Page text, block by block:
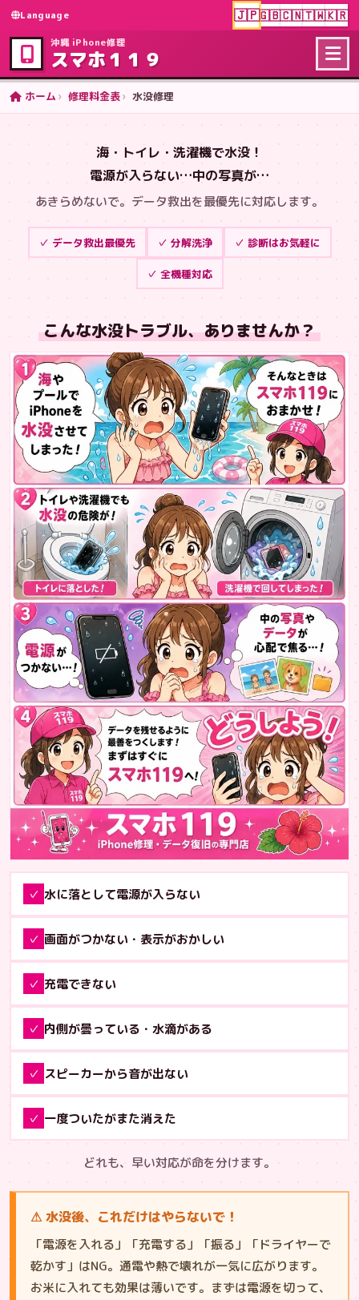
Language 🇯🇵🇬🇧🇨🇳🇹🇼🇰🇷
沖縄 iPhone修理
スマホ１１９
ホーム 修理料金表 水没修理
海・トイレ・洗濯機で水没！
電源が入らない…中の写真が…
あきらめないで。データ救出を最優先に対応します。
✓ データ救出最優先 ✓ 分解洗浄 ✓ 診断はお気軽に
✓ 全機種対応
こんな水没トラブル、ありませんか？
✓ 水に落として電源が入らない
✓ 画面がつかない・表示がおかしい
✓ 充電できない
✓ 内側が曇っている・水滴がある
✓ スピーカーから音が出ない
✓ 一度ついたがまた消えた
どれも、早い対応が命を分けます。
⚠ 水没後、これだけはやらないで！
「電源を入れる」「充電する」「振る」「ドライヤーで
乾かす」はNG。通電や熱で壊れが一気に広がります。
お米に入れても効果は薄いです。まずは電源を切って、